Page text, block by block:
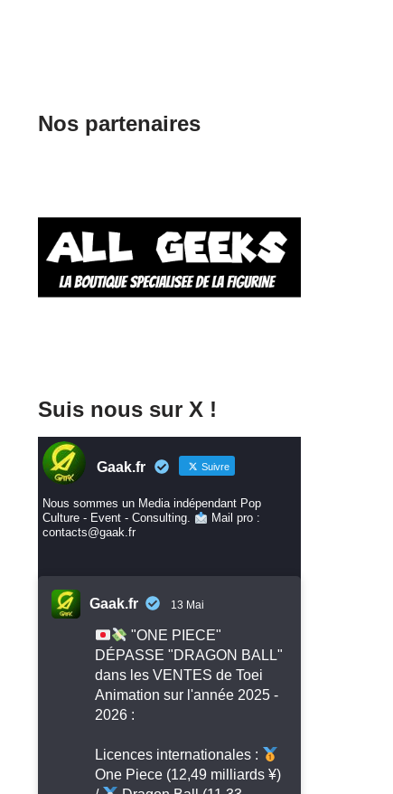
Nos partenaires
Suis nous sur X !
Gaak.fr Suivre
Nous sommes un Media indépendant Pop
Culture - Event - Consulting.
Mail pro :
contacts@gaak.fr
Gaak.fr 13 Mai
"ONE PIECE"
DÉPASSE "DRAGON BALL"
dans les VENTES de Toei
Animation sur l'année 2025 -
2026 :
Licences internationales :
One Piece (12,49 milliards ¥)